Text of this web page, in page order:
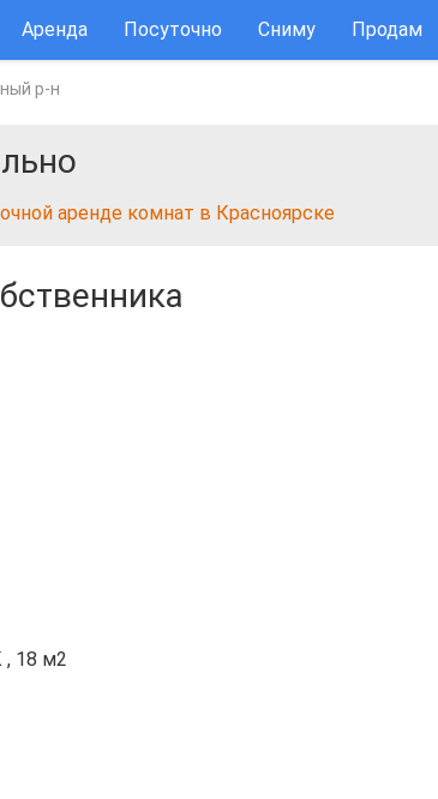
Аренда Посуточно Сниму Продам
р-н
аренде комнат в Красноярске
18 м2